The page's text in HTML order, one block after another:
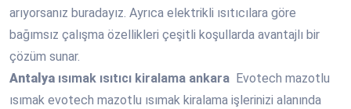
arıyorsanız buradayız. Ayrıca elektrikli ısıtıcılara göre
bağımsız çalışma özellikleri çeşitli koşullarda avantajlı bir
çözüm sunar.
Antalya ısımak ısıtıcı kiralama ankara Evotech mazotlu
ısımak evotech mazotlu ısımak kiralama işlerinizi alanında